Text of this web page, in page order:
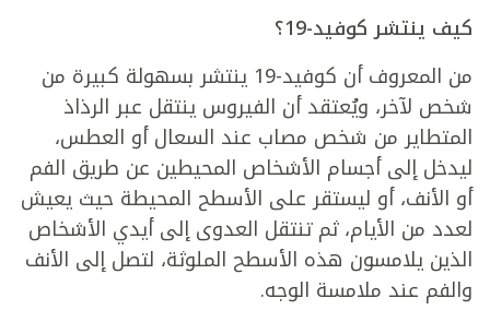
كيف ينتشر كوفيد-19؟
من المعروف أن كوفيد-19 ينتشر بسهولة كبيرة من
شخص لآخر، ويُعتقد أن الفيروس ينتقل عبر الرذاذ
المتطاير من شخص مصاب عند السعال أو العطس،
ليدخل إلى أجسام الأشخاص المحيطين عن طريق الفم
أو الأنف، أو ليستقر على الأسطح المحيطة حيث يعيش
لعدد من الأيام، ثم تنتقل العدوى إلى أيدي الأشخاص
الذين يلامسون هذه الأسطح الملوثة، لتصل إلى الأنف
والفم عند ملامسة الوجه.